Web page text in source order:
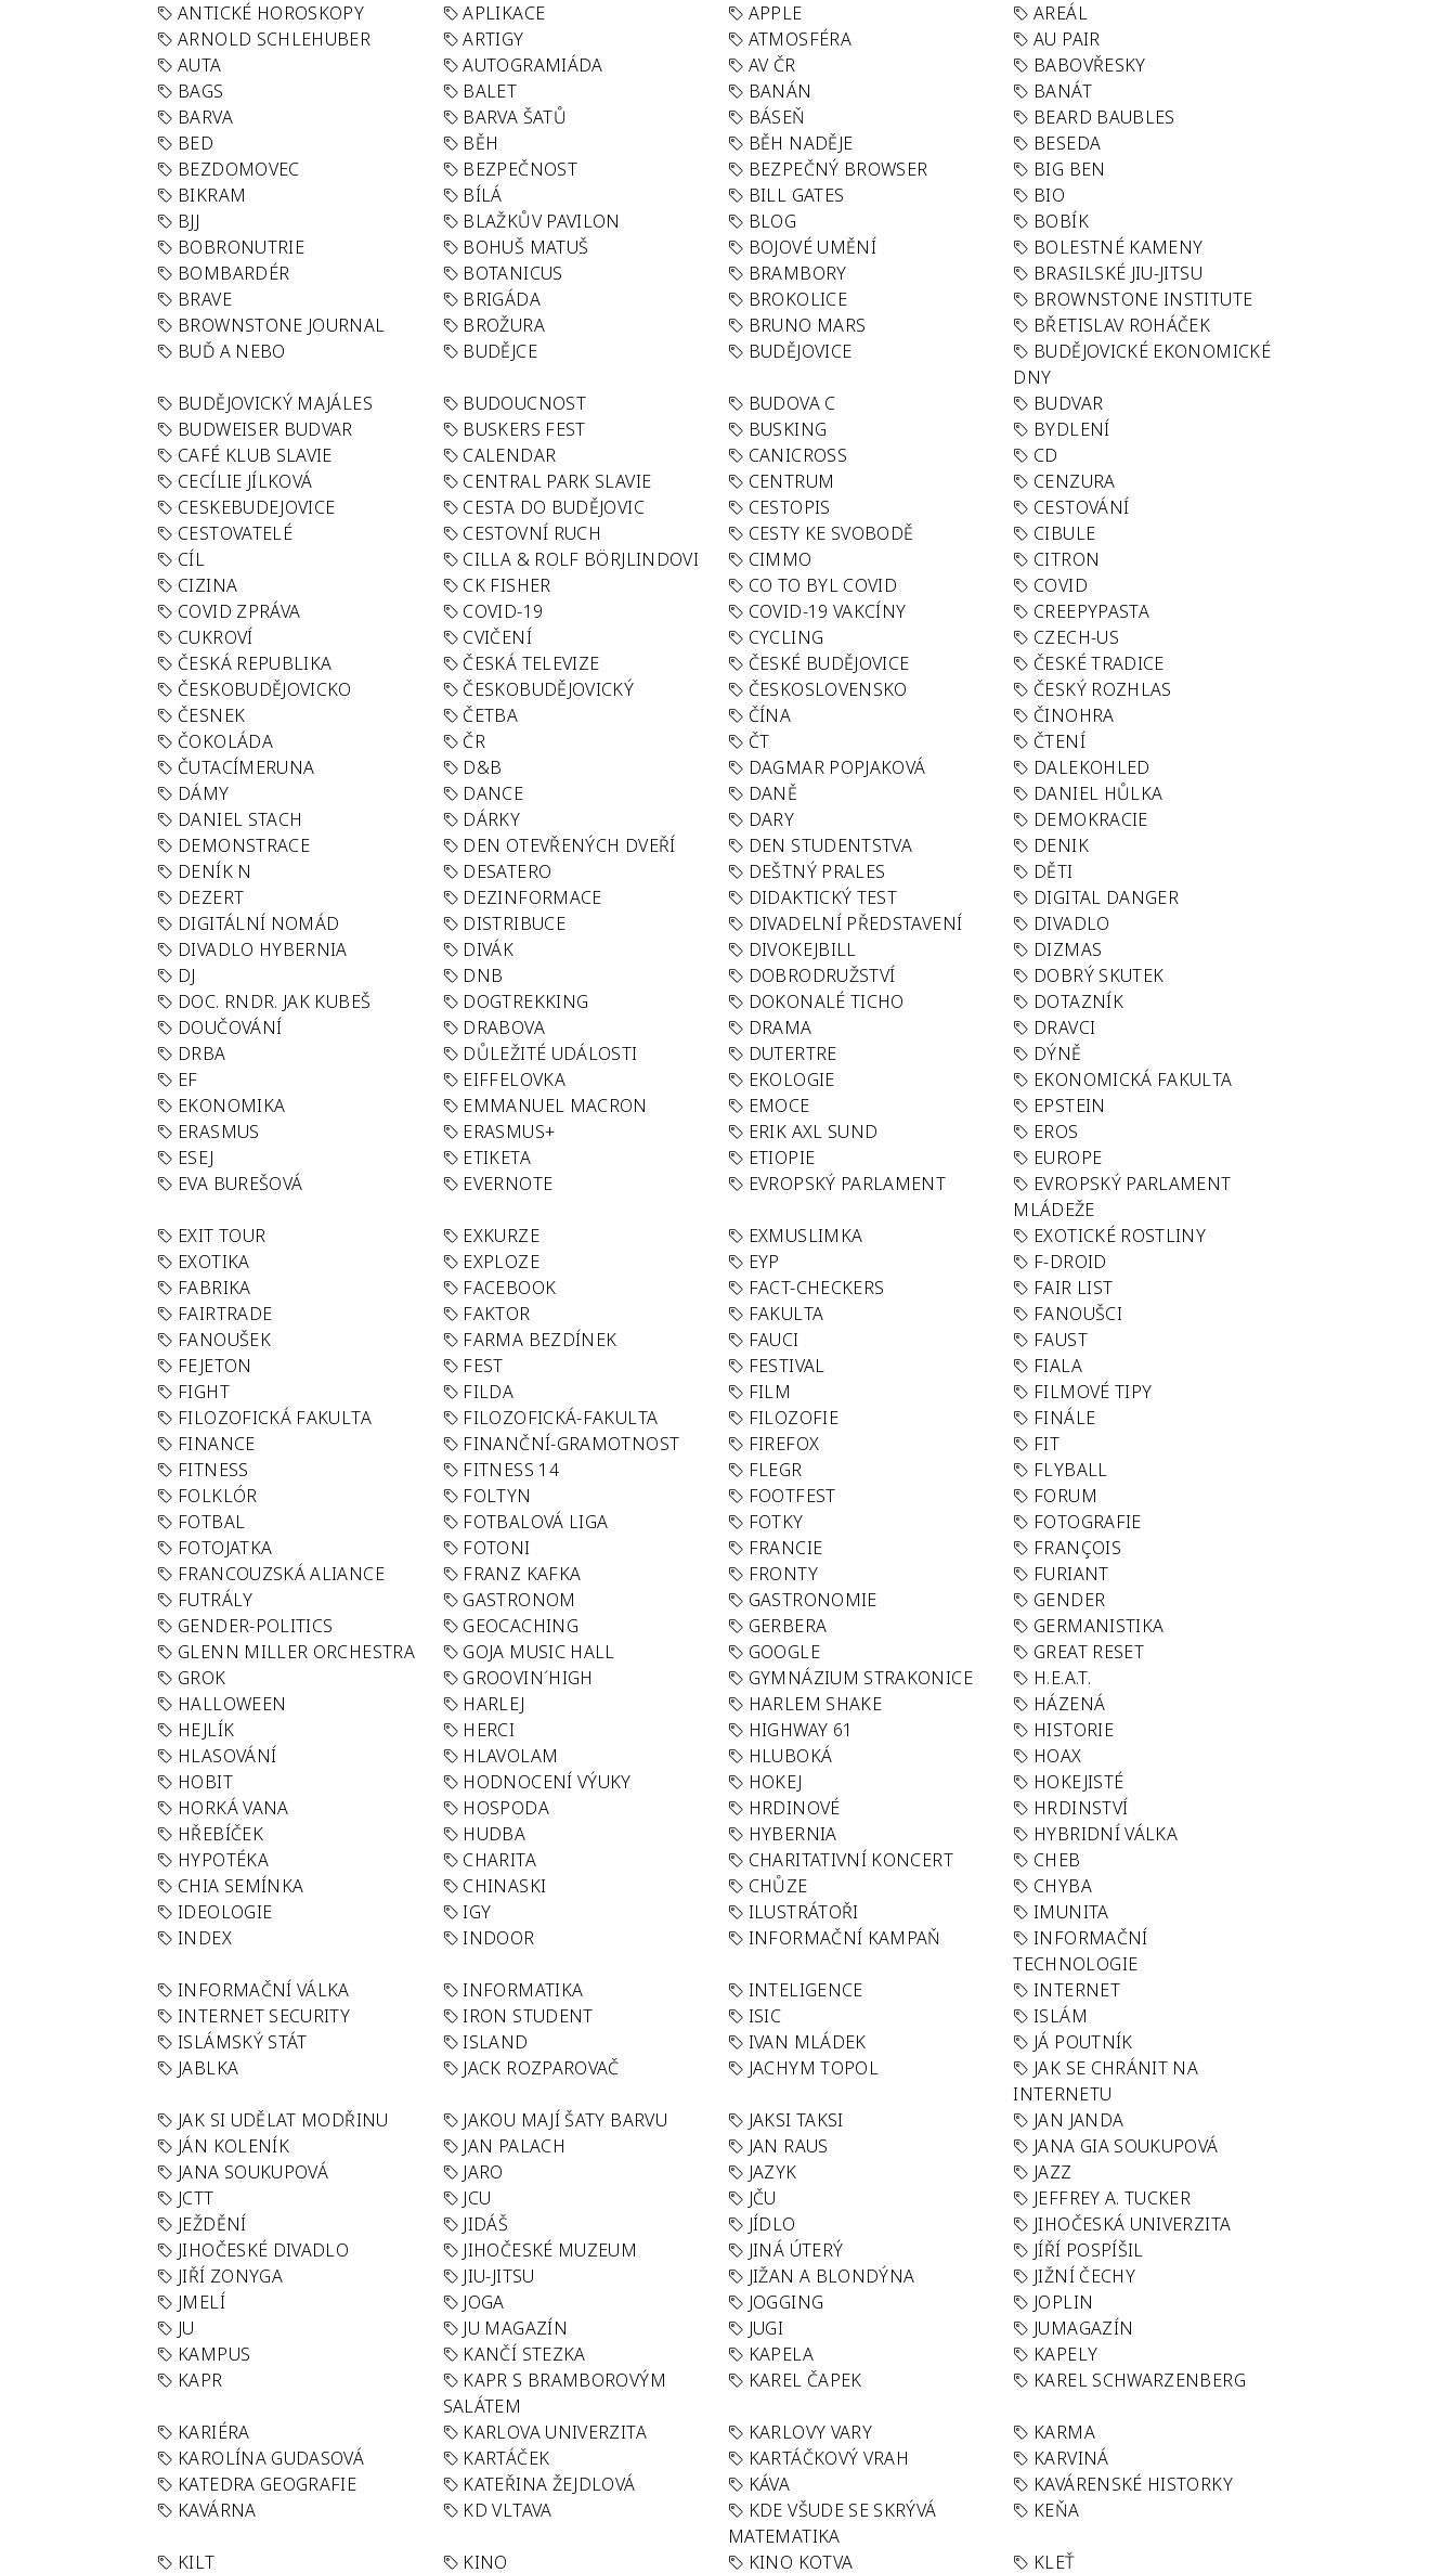
ANTICKÉ HOROSKOPY
APLIKACE APPLE
AREÁL
ARNOLD SCHLEHUBER
ARTIGY ATMOSFÉRA
AU PAIR
AUTA
AUTOGRAMIÁDA AV ČR
BABOVŘESKY
BAGS
BALET BANÁN
BANÁT
BARVA
BARVA ŠATŮ BÁSEŇ
BEARD BAUBLES
BED
BĚH BĚH NADĚJE
BESEDA
BEZDOMOVEC
BEZPEČNOST BEZPEČNÝ BROWSER
BIG BEN
BIKRAM
BÍLÁ BILL GATES
BIO
BJJ
BLAŽKŮV PAVILON BLOG
BOBÍK
BOBRONUTRIE
BOHUŠ MATUŠ BOJOVÉ UMĚNÍ
BOLESTNÉ KAMENY
BOMBARDÉR
BOTANICUS BRAMBORY
BRASILSKÉ JIU-JITSU
BRAVE
BRIGÁDA BROKOLICE
BROWNSTONE INSTITUTE
BROWNSTONE JOURNAL
BROŽURA BRUNO MARS
BŘETISLAV ROHÁČEK
BUĎ A NEBO
BUDĚJCE BUDĚJOVICE
BUDĚJOVICKÉ EKONOMICKÉ
DNY
BUDĚJOVICKÝ MAJÁLES
BUDOUCNOST BUDOVA C
BUDVAR
BUDWEISER BUDVAR
BUSKERS FEST BUSKING
BYDLENÍ
CAFÉ KLUB SLAVIE
CALENDAR CANICROSS
CD
CECÍLIE JÍLKOVÁ
CENTRAL PARK SLAVIE CENTRUM
CENZURA
CESKEBUDEJOVICE
CESTA DO BUDĚJOVIC CESTOPIS
CESTOVÁNÍ
CESTOVATELÉ
CESTOVNÍ RUCH CESTY KE SVOBODĚ
CIBULE
CÍL
CILLA & ROLF BÖRJLINDOVI CIMMO
CITRON
CIZINA
CK FISHER CO TO BYL COVID
COVID
COVID ZPRÁVA
COVID-19 COVID-19 VAKCÍNY
CREEPYPASTA
CUKROVÍ
CVIČENÍ CYCLING
CZECH-US
ČESKÁ REPUBLIKA
ČESKÁ TELEVIZE ČESKÉ BUDĚJOVICE
ČESKÉ TRADICE
ČESKOBUDĚJOVICKO
ČESKOBUDĚJOVICKÝ ČESKOSLOVENSKO
ČESKÝ ROZHLAS
ČESNEK
ČETBA ČÍNA
ČINOHRA
ČOKOLÁDA
ČR ČT
ČTENÍ
ČUTACÍMERUNA
D&B DAGMAR POPJAKOVÁ
DALEKOHLED
DÁMY
DANCE DANĚ
DANIEL HŮLKA
DANIEL STACH
DÁRKY DARY
DEMOKRACIE
DEMONSTRACE
DEN OTEVŘENÝCH DVEŘÍ DEN STUDENTSTVA
DENIK
DENÍK N
DESATERO DEŠTNÝ PRALES
DĚTI
DEZERT
DEZINFORMACE DIDAKTICKÝ TEST
DIGITAL DANGER
DIGITÁLNÍ NOMÁD
DISTRIBUCE DIVADELNÍ PŘEDSTAVENÍ
DIVADLO
DIVADLO HYBERNIA
DIVÁK DIVOKEJBILL
DIZMAS
DJ
DNB DOBRODRUŽSTVÍ
DOBRÝ SKUTEK
DOC. RNDR. JAK KUBEŠ
DOGTREKKING DOKONALÉ TICHO
DOTAZNÍK
DOUČOVÁNÍ
DRABOVA DRAMA
DRAVCI
DRBA
DŮLEŽITÉ UDÁLOSTI DUTERTRE
DÝNĚ
EF
EIFFELOVKA EKOLOGIE
EKONOMICKÁ FAKULTA
EKONOMIKA
EMMANUEL MACRON EMOCE
EPSTEIN
ERASMUS
ERASMUS+ ERIK AXL SUND
EROS
ESEJ
ETIKETA ETIOPIE
EUROPE
EVA BUREŠOVÁ
EVERNOTE EVROPSKÝ PARLAMENT
EVROPSKÝ PARLAMENT
MLÁDEŽE
EXIT TOUR
EXKURZE EXMUSLIMKA
EXOTICKÉ ROSTLINY
EXOTIKA
EXPLOZE EYP
F-DROID
FABRIKA
FACEBOOK FACT-CHECKERS
FAIR LIST
FAIRTRADE
FAKTOR FAKULTA
FANOUŠCI
FANOUŠEK
FARMA BEZDÍNEK FAUCI
FAUST
FEJETON
FEST FESTIVAL
FIALA
FIGHT
FILDA FILM
FILMOVÉ TIPY
FILOZOFICKÁ FAKULTA
FILOZOFICKÁ-FAKULTA FILOZOFIE
FINÁLE
FINANCE
FINANČNÍ-GRAMOTNOST FIREFOX
FIT
FITNESS
FITNESS 14 FLEGR
FLYBALL
FOLKLÓR
FOLTYN FOOTFEST
FORUM
FOTBAL
FOTBALOVÁ LIGA FOTKY
FOTOGRAFIE
FOTOJATKA
FOTONI FRANCIE
FRANÇOIS
FRANCOUZSKÁ ALIANCE
FRANZ KAFKA FRONTY
FURIANT
FUTRÁLY
GASTRONOM GASTRONOMIE
GENDER
GENDER-POLITICS
GEOCACHING GERBERA
GERMANISTIKA
GLENN MILLER ORCHESTRA
GOJA MUSIC HALL GOOGLE
GREAT RESET
GROK
GROOVIN´HIGH GYMNÁZIUM STRAKONICE
H.E.A.T.
HALLOWEEN
HARLEJ HARLEM SHAKE
HÁZENÁ
HEJLÍK
HERCI HIGHWAY 61
HISTORIE
HLASOVÁNÍ
HLAVOLAM HLUBOKÁ
HOAX
HOBIT
HODNOCENÍ VÝUKY HOKEJ
HOKEJISTÉ
HORKÁ VANA
HOSPODA HRDINOVÉ
HRDINSTVÍ
HŘEBÍČEK
HUDBA HYBERNIA
HYBRIDNÍ VÁLKA
HYPOTÉKA
CHARITA CHARITATIVNÍ KONCERT
CHEB
CHIA SEMÍNKA
CHINASKI CHŮZE
CHYBA
IDEOLOGIE
IGY ILUSTRÁTOŘI
IMUNITA
INDEX
INDOOR INFORMAČNÍ KAMPAŇ
INFORMAČNÍ
TECHNOLOGIE
INFORMAČNÍ VÁLKA
INFORMATIKA INTELIGENCE
INTERNET
INTERNET SECURITY
IRON STUDENT ISIC
ISLÁM
ISLÁMSKÝ STÁT
ISLAND IVAN MLÁDEK
JÁ POUTNÍK
JABLKA
JACK ROZPAROVAČ JACHYM TOPOL
JAK SE CHRÁNIT NA
INTERNETU
JAK SI UDĚLAT MODŘINU
JAKOU MAJÍ ŠATY BARVU JAKSI TAKSI
JAN JANDA
JÁN KOLENÍK
JAN PALACH JAN RAUS
JANA GIA SOUKUPOVÁ
JANA SOUKUPOVÁ
JARO JAZYK
JAZZ
JCTT
JCU JČU
JEFFREY A. TUCKER
JEŽDĚNÍ
JIDÁŠ JÍDLO
JIHOČESKÁ UNIVERZITA
JIHOČESKÉ DIVADLO
JIHOČESKÉ MUZEUM JINÁ ÚTERÝ
JÍŘÍ POSPÍŠIL
JIŘÍ ZONYGA
JIU-JITSU JIŽAN A BLONDÝNA
JIŽNÍ ČECHY
JMELÍ
JOGA JOGGING
JOPLIN
JU
JU MAGAZÍN JUGI
JUMAGAZÍN
KAMPUS
KANČÍ STEZKA KAPELA
KAPELY
KAPR
KAPR S BRAMBOROVÝM
SALÁTEM
KAREL ČAPEK KAREL SCHWARZENBERG
KARIÉRA KARLOVA UNIVERZITA KARLOVY VARY
KARMA
KAROLÍNA GUDASOVÁ
KARTÁČEK KARTÁČKOVÝ VRAH
KARVINÁ
KATEDRA GEOGRAFIE
KATEŘINA ŽEJDLOVÁ KÁVA
KAVÁRENSKÉ HISTORKY
KAVÁRNA
KD VLTAVA
KDE VŠUDE SE SKRÝVÁ
MATEMATIKA
KEŇA
KILT KINO KINO KOTVA KLEŤ